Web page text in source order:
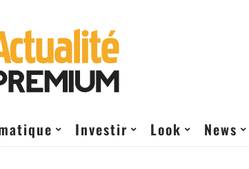
Investir Look News